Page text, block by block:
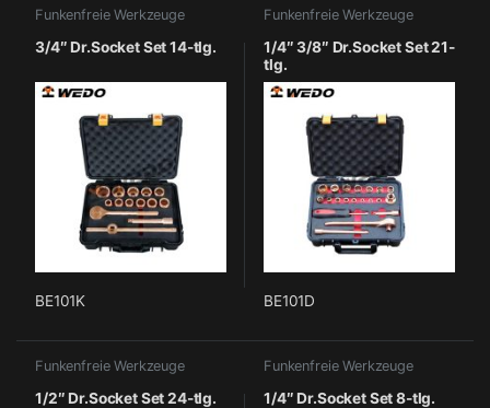
Funkenfreie Werkzeuge
3/4″ Dr.Socket Set 14-tlg.
BE101K
Funkenfreie Werkzeuge
1/4″ 3/8″ Dr.Socket Set 21-
tlg.
BE101D
Funkenfreie Werkzeuge
1/2″ Dr.Socket Set 24-tlg.
Funkenfreie Werkzeuge
1/4″ Dr.Socket Set 8-tlg.